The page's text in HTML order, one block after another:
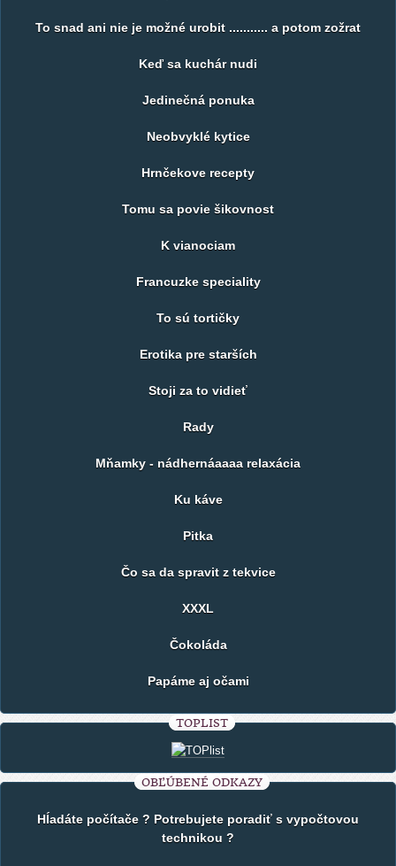
To snad ani nie je možné urobit ........... a potom zožrat
Keď sa kuchár nudi
Jedinečná ponuka
Neobvyklé kytice
Hrnčekove recepty
Tomu sa povie šikovnost
K vianociam
Francuzke speciality
To sú tortičky
Erotika pre starších
Stoji za to vidieť
Rady
Mňamky - nádhernáaaaa relaxácia
Ku káve
Pitka
Čo sa da spravit z tekvice
XXXL
Čokoláda
Papáme aj očami
TOPLIST
OBĽÚBENÉ ODKAZY
Hĺadáte počítače ? Potrebujete poradiť s vypočtovou
technikou ?